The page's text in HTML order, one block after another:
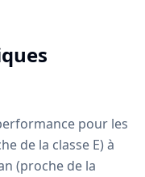
pour les
de la classe E) à
(proche de la